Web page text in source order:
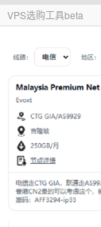
VPS选购工具beta